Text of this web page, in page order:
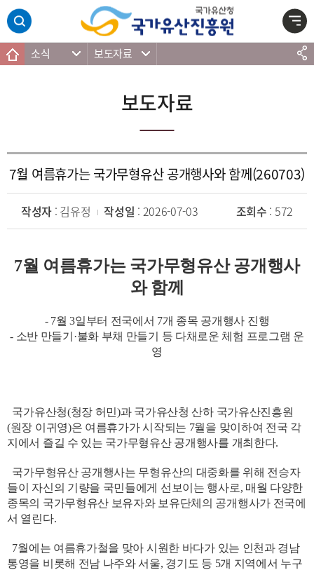
본문 바로가기
주메뉴 바로가기
하단 바로가기
소식 보도자료
보도자료
7월 여름휴가는 국가무형유산 공개행사와 함께(260703)
작성자 : 김유정 작성일 : 2026-07-03 조회수 : 572
7월 여름휴가는 국가무형유산 공개행사
와 함께
- 7월 3일부터 전국에서 7개 종목 공개행사 진행
- 소반 만들기·불화 부채 만들기 등 다채로운 체험 프로그램 운
영
국가유산청(청장 허민)과 국가유산청 산하 국가유산진흥원
(원장 이귀영)은 여름휴가가 시작되는 7월을 맞이하여 전국 각
지에서 즐길 수 있는 국가무형유산 공개행사를 개최한다.
국가무형유산 공개행사는 무형유산의 대중화를 위해 전승자
들이 자신의 기량을 국민들에게 선보이는 행사로, 매월 다양한
종목의 국가무형유산 보유자와 보유단체의 공개행사가 전국에
서 열린다.
7월에는 여름휴가철을 맞아 시원한 바다가 있는 인천과 경남
통영을 비롯해 전남 나주와 서울, 경기도 등 5개 지역에서 누구